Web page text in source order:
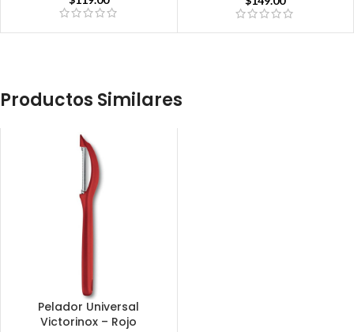
Productos Similares
Pelador Universal
Victorinox – Rojo